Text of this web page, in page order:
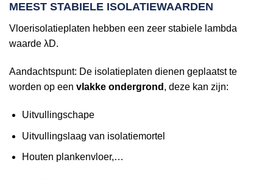
MEEST STABIELE ISOLATIEWAARDEN
Vloerisolatieplaten hebben een zeer stabiele lambda
waarde λD.
Aandachtspunt: De isolatieplaten dienen geplaatst te
worden op een vlakke ondergrond , deze kan zijn:
Uitvullingschape
Uitvullingslaag van isolatiemortel
Houten plankenvloer,…